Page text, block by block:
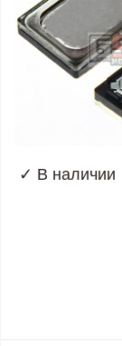
✓ В наличии